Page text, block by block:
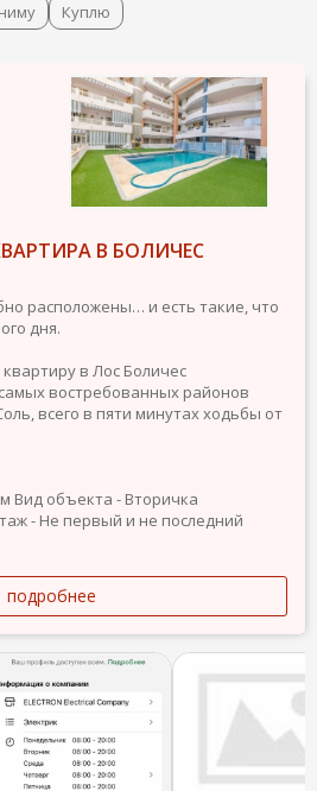
Куплю
В БОЛИЧЕС
расположены… и есть такие, что
дня.
в Лос Боличес
востребованных районов
всего в пяти минутах ходьбы от
Вид объекта - Вторичка
- Не первый и не последний
подробнее